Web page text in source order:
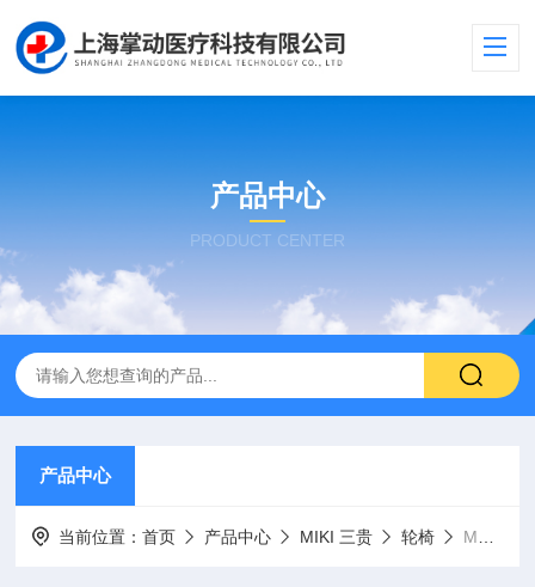
产品中心
PRODUCT CENTER
产品中心
当前位置：首页 产品中心 MIKI 三贵 轮椅 MC-43RK手动轮椅车